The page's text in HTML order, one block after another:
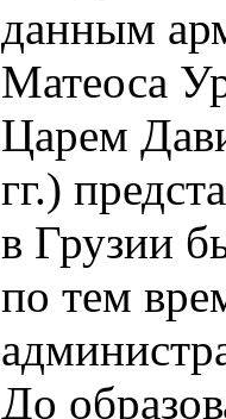
данным
Матеоса
Царем
гг.)
в Грузии
по тем
До